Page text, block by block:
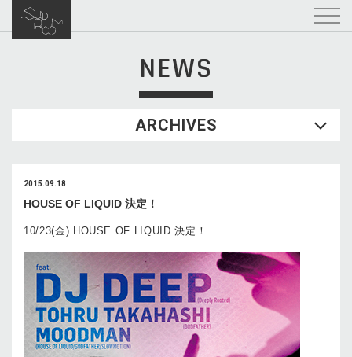
NEWS
ARCHIVES
2015.09.18
HOUSE OF LIQUID 決定！
10/23(金) HOUSE OF LIQUID 決定！